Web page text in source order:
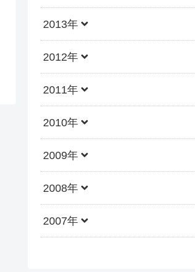
2013年
2012年
2011年
2010年
2009年
2008年
2007年